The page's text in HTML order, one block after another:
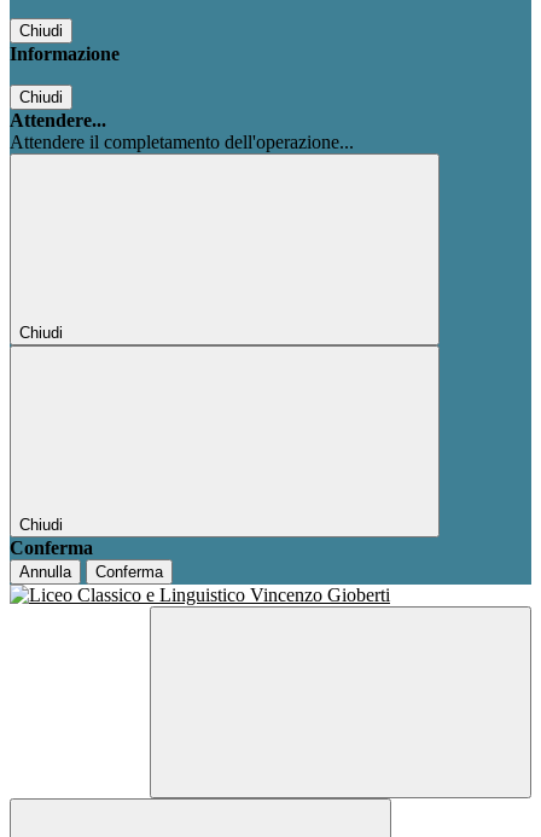
Chiudi
Informazione
Chiudi
Attendere...
Attendere il completamento dell'operazione...
Chiudi
Chiudi
Conferma
Annulla Conferma